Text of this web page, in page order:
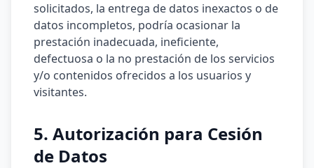
solicitados, la entrega de datos inexactos o de
datos incompletos, podría ocasionar la
prestación inadecuada, ineficiente,
defectuosa o la no prestación de los servicios
y/o contenidos ofrecidos a los usuarios y
visitantes.
5. Autorización para Cesión
de Datos